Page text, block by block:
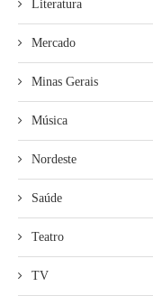
Literatura
Mercado
Minas Gerais
Música
Nordeste
Saúde
Teatro
TV